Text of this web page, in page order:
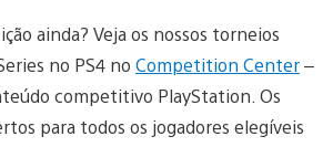
ainda? Veja os nossos torneios
no PS4 no Competition Center–
competitivo PlayStation. Os
para todos os jogadores elegíveis